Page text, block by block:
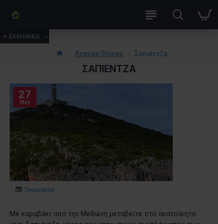
ΕΛΛΗΝΙΚΑ
Anavasi Stories Σαπιέντζα
ΣΑΠΙΈΝΤΖΑ
27
May
Τουρισμός
Με καραβάκι από την Μεθώνη μεταβείτε στο ακατοίκητο